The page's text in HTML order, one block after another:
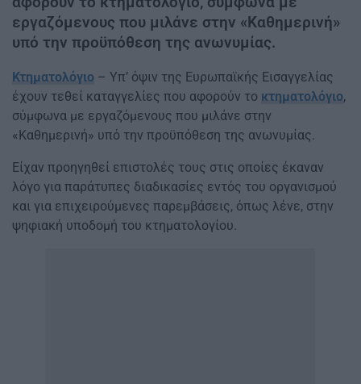
εργαζόμενους που μιλάνε στην «Καθημερινή»
υπό την προϋπόθεση της ανωνυμίας.
Κτηματολόγιο – Υπ’ όψιν της Ευρωπαϊκής Εισαγγελίας
έχουν τεθεί καταγγελίες που αφορούν το κτηματολόγιο,
σύμφωνα με εργαζόμενους που μιλάνε στην
«Καθημερινή» υπό την προϋπόθεση της ανωνυμίας.
Είχαν προηγηθεί επιστολές τους στις οποίες έκαναν
λόγο για παράτυπες διαδικασίες εντός του οργανισμού
και για επιχειρούμενες παρεμβάσεις, όπως λένε, στην
ψηφιακή υποδομή του κτηματολογίου.